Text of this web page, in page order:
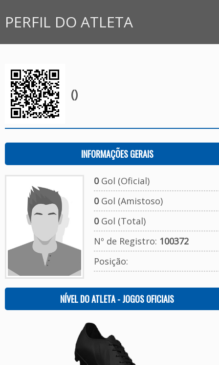
PERFIL DO ATLETA
()
INFORMAÇÕES GERAIS
0Gol (Oficial)
0Gol (Amistoso)
0Gol (Total)
Nº de Registro: 100372
Posição:
NÍVEL DO ATLETA - JOGOS OFICIAIS